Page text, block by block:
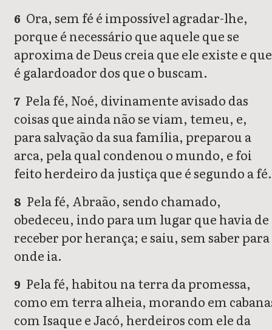
6 Ora, sem fé é impossível agradar-lhe,
porque é necessário que aquele que se
aproxima de Deus creia que ele existe e que
é galardoador dos que o buscam.
7 Pela fé, Noé, divinamente avisado das
coisas que ainda não se viam, temeu, e,
para salvação da sua família, preparou a
arca, pela qual condenou o mundo, e foi
feito herdeiro da justiça que é segundo a fé.
8 Pela fé, Abraão, sendo chamado,
obedeceu, indo para um lugar que havia de
receber por herança; e saiu, sem saber para
onde ia.
9 Pela fé, habitou na terra da promessa,
como em terra alheia, morando em
com Isaque e Jacó, herdeiros com ele da